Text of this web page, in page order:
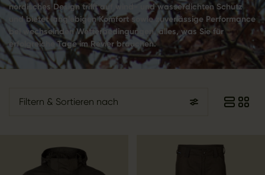
nordisches Design trifft auf wind- und wasserdichten Schutz
und bietet langlebigen Komfort sowie zuverlässige Performance
bei wechselnden Wetterbedingungen, alles, was Sie für
erfolgreiche Tage im Revier brauchen.
Filtern & Sortieren nach